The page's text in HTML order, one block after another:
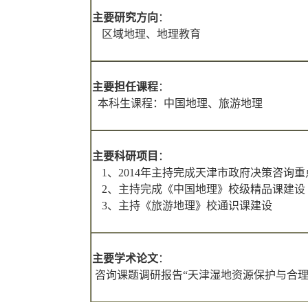
主要研究方向 ：
区域地理、地理教育
主要担任课程：
本科生课程：中国地理、旅游地理
主要科研项目 ：
1 、 2014年主持完成天津市政府决策咨询
2、主持完成《中国地理》校级精品课建设
3、主持《旅游地理》校通识课建设
主要学术论文：
咨询课题调研报告“天津湿地资源保护与合